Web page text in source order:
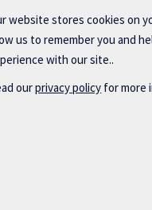
website stores cookies on
us to remember you and
with our site..
ourprivacy policy for more